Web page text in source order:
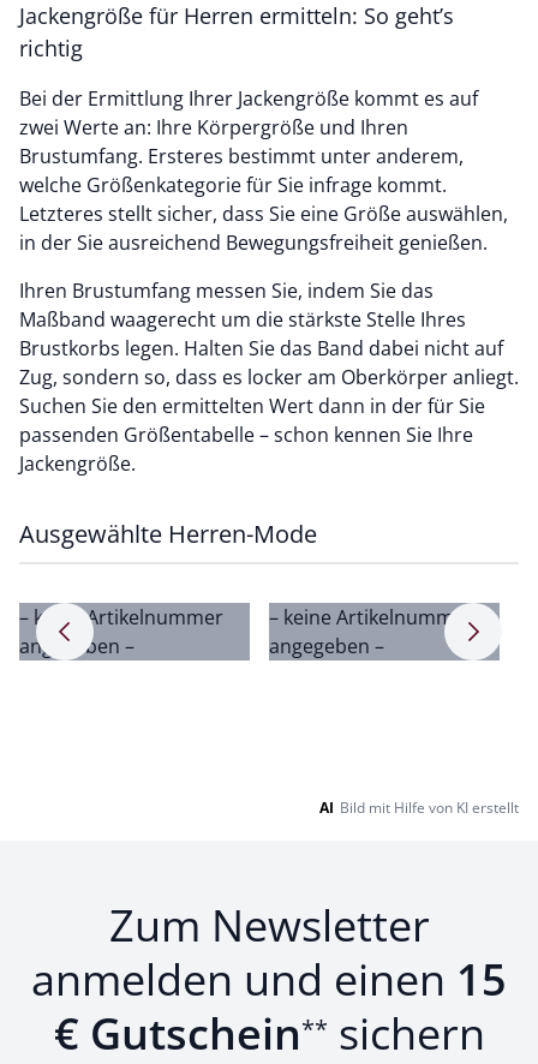
Jackengröße für Herren ermitteln: So geht’s
richtig
Bei der Ermittlung Ihrer Jackengröße kommt es auf
zwei Werte an: Ihre Körpergröße und Ihren
Brustumfang. Ersteres bestimmt unter anderem,
welche Größenkategorie für Sie infrage kommt.
Letzteres stellt sicher, dass Sie eine Größe auswählen,
in der Sie ausreichend Bewegungsfreiheit genießen.
Ihren Brustumfang messen Sie, indem Sie das
Maßband waagerecht um die stärkste Stelle Ihres
Brustkorbs legen. Halten Sie das Band dabei nicht auf
Zug, sondern so, dass es locker am Oberkörper anliegt.
Suchen Sie den ermittelten Wert dann in der für Sie
passenden Größentabelle – schon kennen Sie Ihre
Jackengröße.
Ausgewählte Herren-Mode
– keine Artikelnummer
angegeben –
– keine Artikelnummer
angegeben –
Pfeil nach rechts Pfeil
AI Bild mit Hilfe von KI erstellt
Zum Newsletter
anmelden und einen 15
€ Gutschein** sichern